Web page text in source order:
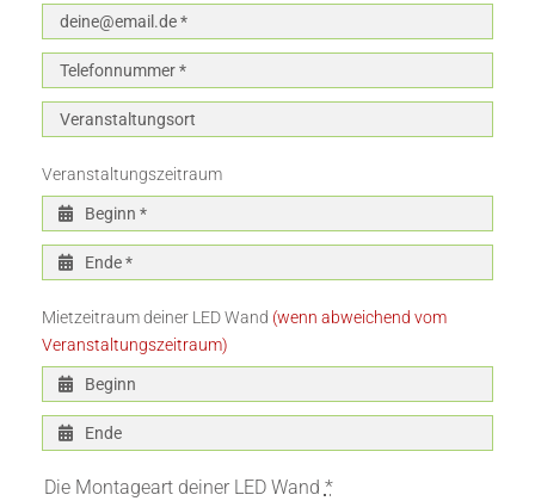
Veranstaltungszeitraum
Mietzeitraum deiner LED Wand (wenn abweichend vom
Veranstaltungszeitraum)
Die Montageart deiner LED Wand *